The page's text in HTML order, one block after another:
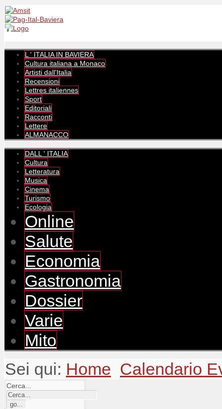
L ' ITALIA IN BAVIERA
Cultura italiana a Monaco
Artisti dall'Italia
Recensioni
Lettres italiennes
Sport
Editoriali
Racconti
Lettere
ALMANACCO
DALL ' ITALIA
Cultura
Letteratura
Musica
Cinema
Turismo
Ecologia
Online
Salute
Economia
Gastronomia
Dossier
Varie
Mito
Sei qui: Home Calendario
Cerca...